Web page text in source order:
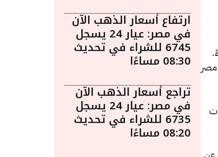
6:10 مساءً.
بقيمة 5 جنيهات
ارتفاع أسعار الذهب الآن
في مصر: عيار 24 يسجل
6745 للشراء في تحديث
08:30 مساءًا
تراجع أسعار الذهب الآن
في مصر: عيار 24 يسجل
6735 للشراء في تحديث
08:20 مساءًا